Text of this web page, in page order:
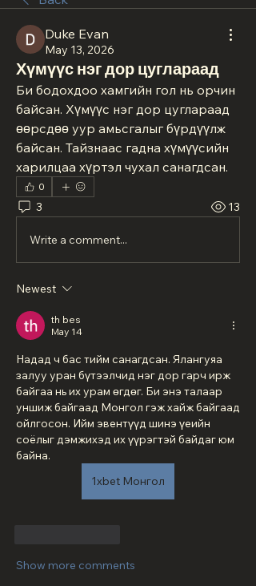
Duke Evan
May 13, 2026
Хүмүүс нэг дор цуглараад
Би бодохдоо хамгийн гол нь орчин
байсан. Хүмүүс нэг дор цуглараад
өөрсдөө уур амьсгалыг бүрдүүлж
байсан. Тайзнаас гадна хүмүүсийн
харилцаа хүртэл чухал санагдсан.
0
3 13
Write a comment...
Newest
th bes
May 14
Надад ч бас тийм санагдсан. Ялангуяа
залуу уран бүтээлчид нэг дор гарч ирж
байгаа нь их урам өгдөг. Би энэ талаар
уншиж байгаад Монгол гэж хайж байгаад
ойлгосон. Ийм эвентүүд шинэ үеийн
соёлыг дэмжихэд их үүрэгтэй байдаг юм
байна.
1xbet Монгол
Show more comments